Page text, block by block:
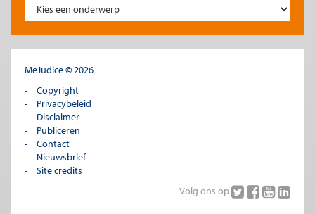
MeJudice © 2026
Copyright
Privacybeleid
Disclaimer
Publiceren
Contact
Nieuwsbrief
Site credits
Volg ons op